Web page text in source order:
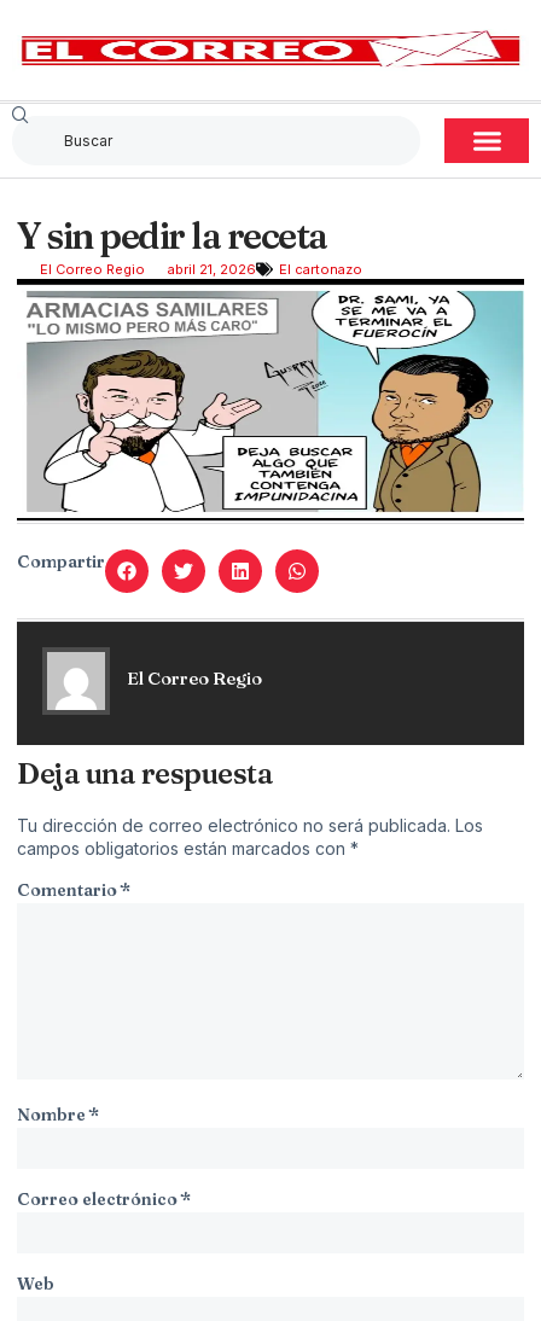
Y sin pedir la receta
El Correo Regio abril 21, 2026 El cartonazo
Compartir
El Correo Regio
Deja una respuesta
Tu dirección de correo electrónico no será publicada. Los
campos obligatorios están marcados con *
Comentario*
Nombre*
Correo electrónico*
Web